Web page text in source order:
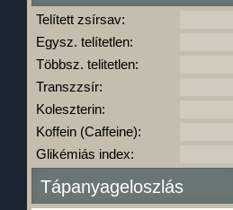
Telített zsírsav:
Egysz. telítetlen:
Többsz. telitetlen:
Transzzsír:
Koleszterin:
Koffein (Caffeine):
Glikémiás index:
Tápanyageloszlás